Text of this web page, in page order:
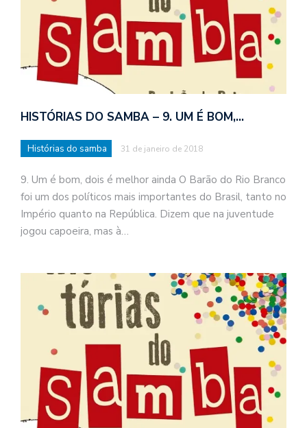
HISTÓRIAS DO SAMBA – 9. UM É BOM,…
Histórias do samba 31 de janeiro de 2018
9. Um é bom, dois é melhor ainda O Barão do Rio Branco
foi um dos políticos mais importantes do Brasil, tanto no
Império quanto na República. Dizem que na juventude
jogou capoeira, mas à…